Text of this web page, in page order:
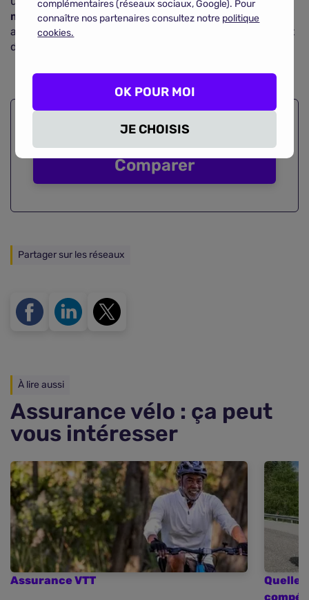
moyenneavec la garantie d'être couverts, une
assurance qui n'est pas superflue, 300 000 vélos étant
déclarés volés chaque année.
Comparez lesassurances vélo
Comparer
Partager sur les réseaux
À lire aussi
Assurance vélo : ça peut
vous intéresser
Assurance VTT
Quelle
complémentaires (réseaux sociaux, Google). Pour
connaître nos partenaires consultez notre politique
cookies.
JE CHOISIS
OK POUR MOI